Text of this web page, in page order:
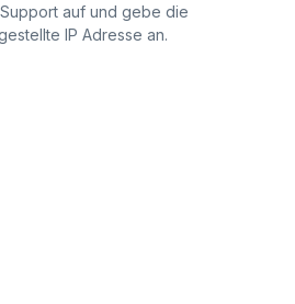
auf und gebe die
IP Adresse an.